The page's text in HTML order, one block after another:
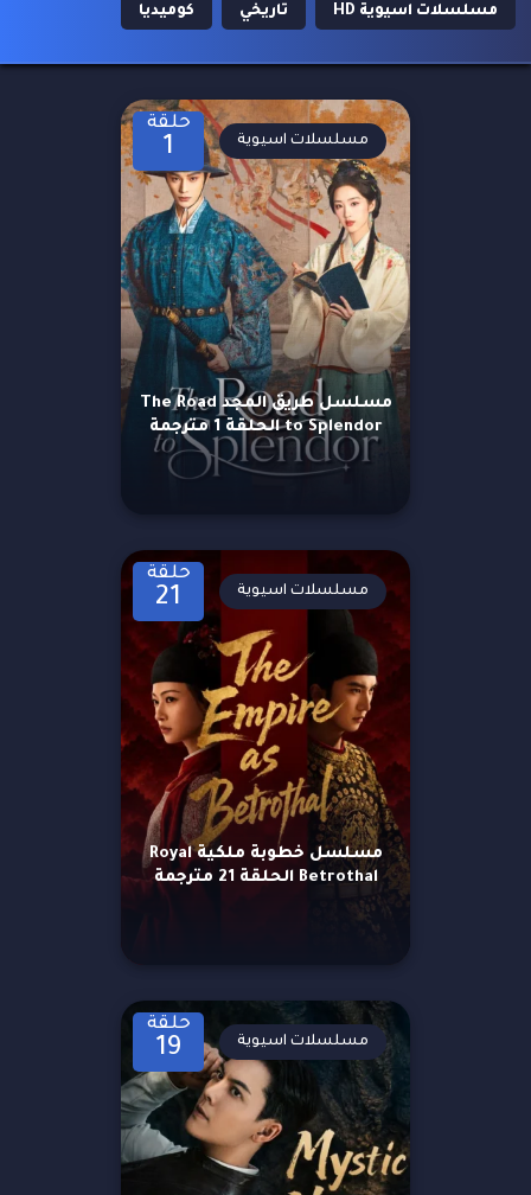
مسلسلات اسيوية HD تاريخي كوميديا
حلقة
1
مسلسل طريق المجد The Road
to Splendor الحلقة 1 مترجمة
مسلسلات اسيوية
حلقة
21
مسلسل خطوبة ملكية Royal
Betrothal الحلقة 21 مترجمة
مسلسلات اسيوية
حلقة
19 مسلسلات اسيوية